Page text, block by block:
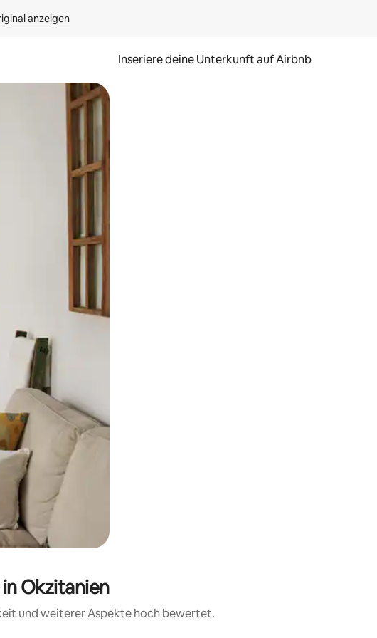
anzeigen
Inseriere deine Unterkunft auf Airbnb
durch Berühren oder Wischgesten.
Okzitanien
und weiterer Aspekte hoch bewertet.